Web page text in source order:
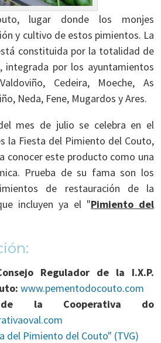
lugar donde los monjes
y cultivo de estos pimientos. La
constituida por la totalidad de
integrada por los ayuntamientos
Cedeira, Moeche, As
Neda, Fene, Mugardos y Ares.
mes de julio se celebra en el
la Fiesta del Pimiento del Couto,
conocer este producto como una
Prueba de su fama son los
de restauración de la
incluyen ya el "Pimiento del
Regulador de la I.X.P.
www.pementodocouto.com
la Cooperativa do
del Pimiento del Couto" (TVG)